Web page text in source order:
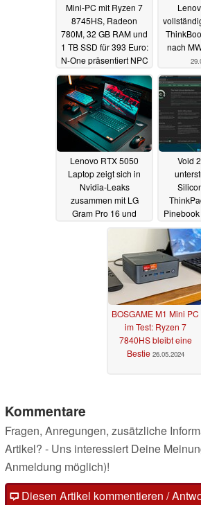
Mini-PC mit Ryzen 7
8745HS, Radeon
780M, 32 GB RAM und
1 TB SSD für 393 Euro:
N-One präsentiert NPC
Pro+21.07.2025
nach
Lenovo RTX 5050
Laptop zeigt sich in
Nvidia-Leaks
zusammen mit LG
Gram Pro 16 und
Razer Blade08.04.2025
Void
BOSGAME M1 Mini PC
im Test: Ryzen 7
7840HS bleibt eine
Bestie 26.05.2024
Kommentare
Fragen, Anregungen, zusätzliche
Artikel? - Uns interessiert Deine
Anmeldung möglich)!
Diesen Artikel kommentieren /